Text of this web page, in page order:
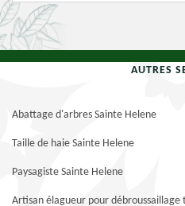
AUTRES
Abattage d'arbres Sainte Helene
Taille de haie Sainte Helene
Paysagiste Sainte Helene
Artisan élagueur pour débroussaillage